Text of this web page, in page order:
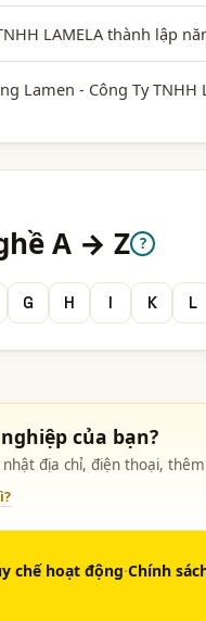
LAMELA thành lập
Lamen - Công Ty TNHH
A → Z ?
G H I K L
của bạn?
nhật địa chỉ, điện thoại,
chế hoạt động·Chính